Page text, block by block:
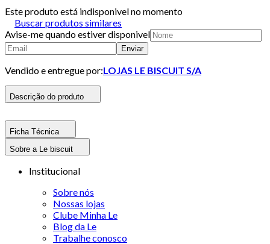
Este produto está indisponivel no momento
Buscar produtos similares
Avise-me quando estiver disponivel
Enviar
Vendido e entregue por:LOJAS LE BISCUIT S/A
Descrição do produto
Ficha Técnica
Sobre a Le biscuit
Institucional
Sobre nós
Nossas lojas
Clube Minha Le
Blog da Le
Trabalhe conosco